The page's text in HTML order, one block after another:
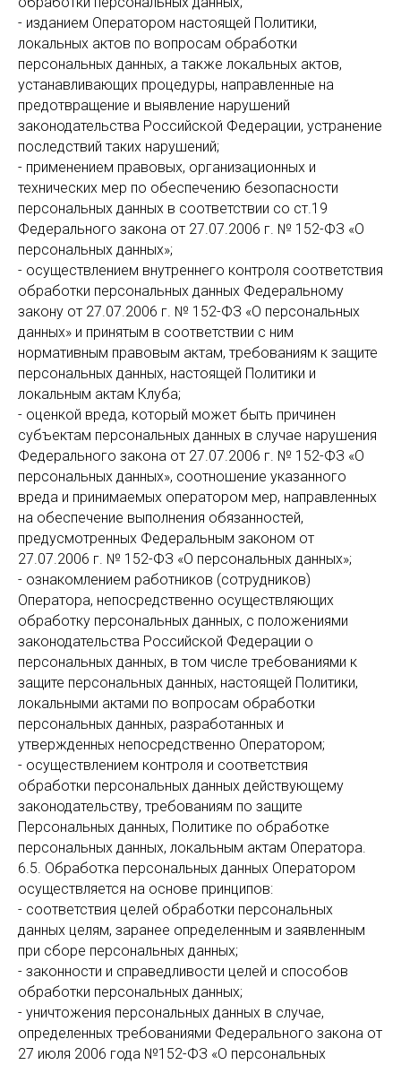
- изданием Оператором настоящей Политики,
локальных актов по вопросам обработки
персональных данных, а также локальных актов,
устанавливающих процедуры, направленные на
предотвращение и выявление нарушений
законодательства Российской Федерации, устранение
последствий таких нарушений;
- применением правовых, организационных и
технических мер по обеспечению безопасности
персональных данных в соответствии со ст.19
Федерального закона от 27.07.2006 г. № 152-ФЗ «О
персональных данных»;
- осуществлением внутреннего контроля соответствия
обработки персональных данных Федеральному
закону от 27.07.2006 г. № 152-ФЗ «О персональных
данных» и принятым в соответствии с ним
нормативным правовым актам, требованиям к защите
персональных данных, настоящей Политики и
локальным актам Клуба;
- оценкой вреда, который может быть причинен
субъектам персональных данных в случае нарушения
Федерального закона от 27.07.2006 г. № 152-ФЗ «О
персональных данных», соотношение указанного
вреда и принимаемых оператором мер, направленных
на обеспечение выполнения обязанностей,
предусмотренных Федеральным законом от
27.07.2006 г. № 152-ФЗ «О персональных данных»;
- ознакомлением работников (сотрудников)
Оператора, непосредственно осуществляющих
обработку персональных данных, с положениями
законодательства Российской Федерации о
персональных данных, в том числе требованиями к
защите персональных данных, настоящей Политики,
локальными актами по вопросам обработки
персональных данных, разработанных и
утвержденных непосредственно Оператором;
- осуществлением контроля и соответствия
обработки персональных данных действующему
законодательству, требованиям по защите
Персональных данных, Политике по обработке
персональных данных, локальным актам Оператора.
6.5. Обработка персональных данных Оператором
осуществляется на основе принципов:
- соответствия целей обработки персональных
данных целям, заранее определенным и заявленным
при сборе персональных данных;
- законности и справедливости целей и способов
обработки персональных данных;
- уничтожения персональных данных в случае,
определенных требованиями Федерального закона от
27 июля 2006 года №152-ФЗ «О персональных